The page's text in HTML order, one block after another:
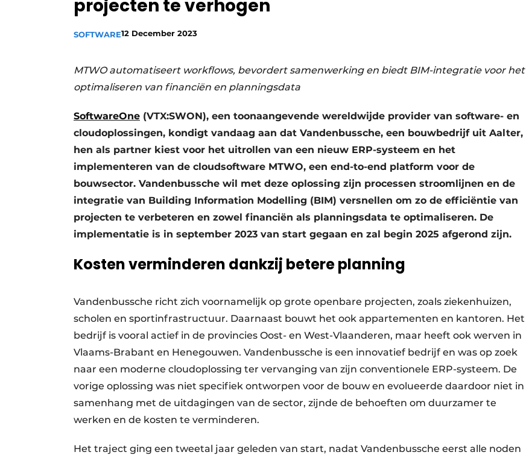
Vacature aanmelden
Vacatures
Aanmelden
Bedrijven
Contact
projecten te verhogen
SOFTWARE12 December 2023
MTWO automatiseert workflows, bevordert samenwerking en biedt BIM-integratie voor het
optimaliseren van financiën en planningsdata
SoftwareOne (VTX:SWON), een toonaangevende wereldwijde provider van software- en
cloudoplossingen, kondigt vandaag aan dat Vandenbussche, een bouwbedrijf uit Aalter,
hen als partner kiest voor het uitrollen van een nieuw ERP-systeem en het
implementeren van de cloudsoftware MTWO, een end-to-end platform voor de
bouwsector. Vandenbussche wil met deze oplossing zijn processen stroomlijnen en de
integratie van Building Information Modelling (BIM) versnellen om zo de efficiëntie van
projecten te verbeteren en zowel financiën als planningsdata te optimaliseren. De
implementatie is in september 2023 van start gegaan en zal begin 2025 afgerond zijn.
Kosten verminderen dankzij betere planning
Vandenbussche richt zich voornamelijk op grote openbare projecten, zoals ziekenhuizen,
scholen en sportinfrastructuur. Daarnaast bouwt het ook appartementen en kantoren. Het
bedrijf is vooral actief in de provincies Oost- en West-Vlaanderen, maar heeft ook werven in
Vlaams-Brabant en Henegouwen. Vandenbussche is een innovatief bedrijf en was op zoek
naar een moderne cloudoplossing ter vervanging van zijn conventionele ERP-systeem. De
vorige oplossing was niet specifiek ontworpen voor de bouw en evolueerde daardoor niet in
samenhang met de uitdagingen van de sector, zijnde de behoeften om duurzamer te
werken en de kosten te verminderen.
Het traject ging een tweetal jaar geleden van start, nadat Vandenbussche eerst alle noden